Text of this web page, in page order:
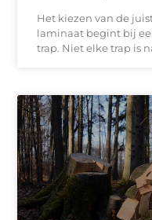
Het kiezen van de
laminaat begint bij
trap. Niet elke trap is